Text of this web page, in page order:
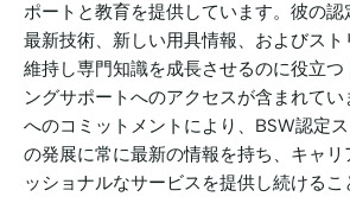
ポートと教育を提供しています。彼の認
最新技術、新しい用具情報、およびス
維持し専門知識を成長させるのに役立つ
ングサポートへのアクセスが含まれて
へのコミットメントにより、BSW認定
の発展に常に最新の情報を持ち、キャリ
ッショナルなサービスを提供し続けるこ